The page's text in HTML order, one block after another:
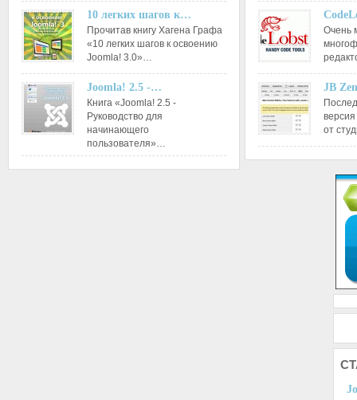
10 легких шагов к…
Прочитав книгу Хагена Графа
«10 легких шагов к освоению
Joomla! 3.0»…
Joomla! 2.5 -…
Книга «Joomla! 2.5 -
Руководство для
начинающего
пользователя»…
Очень
JB
от